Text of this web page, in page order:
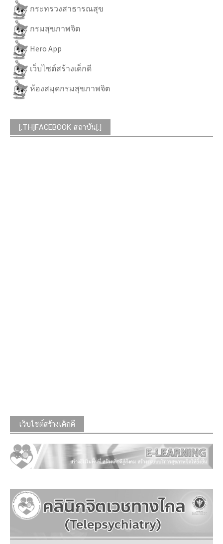
กระทรวงสาธารณสุข
กรมสุขภาพจิต
Hero App
เว็บไซต์สร้างเด็กดี
ห้องสมุดกรมสุขภาพจิต
[:TH]FACEBOOK สถาบัน[:]
เว็บไซต์สร้างเด็กดี